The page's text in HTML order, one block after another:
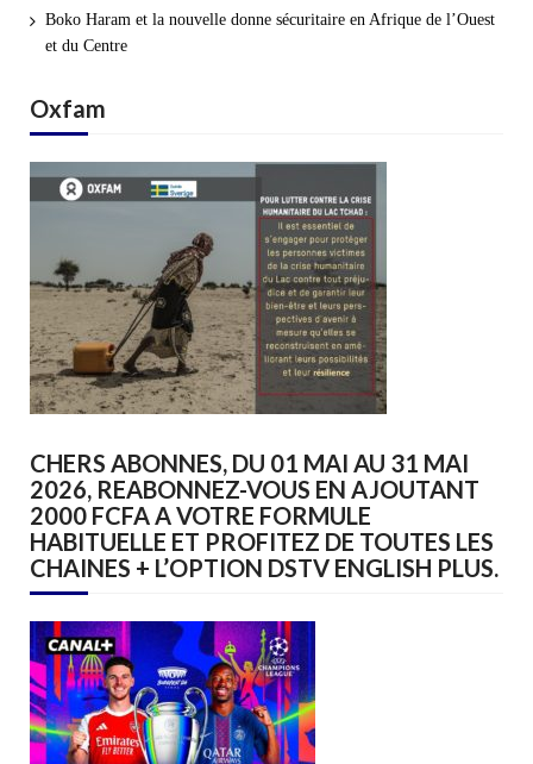
Boko Haram et la nouvelle donne sécuritaire en Afrique de l’Ouest
et du Centre
Oxfam
CHERS ABONNES, DU 01 MAI AU 31 MAI
2026, REABONNEZ-VOUS EN AJOUTANT
2000 FCFA A VOTRE FORMULE
HABITUELLE ET PROFITEZ DE TOUTES LES
CHAINES + L’OPTION DSTV ENGLISH PLUS.